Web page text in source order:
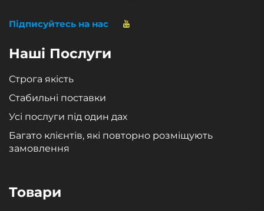
Підписуйтесь на нас
Наші Послуги
Строга якість
Стабильні поставки
Усі послуги під один дах
Багато клієнтів, які повторно розміщують
замовлення
Товари